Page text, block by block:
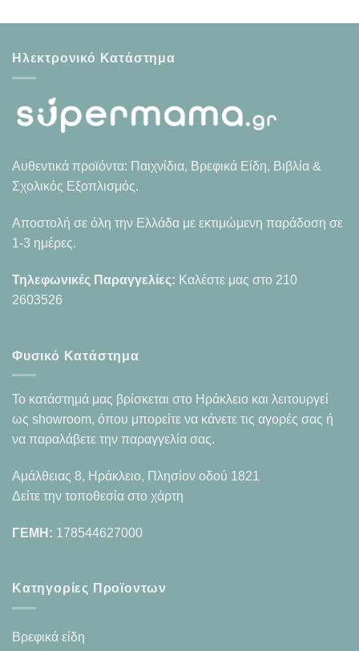
Ηλεκτρονικό Κατάστημα
Αυθεντικά προϊόντα: Παιχνίδια, Βρεφικά Είδη, Βιβλία &
Σχολικός Εξοπλισμός.
Αποστολή σε όλη την Ελλάδα με εκτιμώμενη παράδοση σε
1-3 ημέρες.
Τηλεφωνικές Παραγγελίες: Καλέστε μας στο 210
2603526
Φυσικό Κατάστημα
Το κατάστημά μας βρίσκεται στο Ηράκλειο και λειτουργεί
ως showroom, όπου μπορείτε να κάνετε τις αγορές σας ή
να παραλάβετε την παραγγελία σας.
Αμάλθειας 8, Ηράκλειο, Πλησίον οδού 1821
Δείτε την τοποθεσία στο χάρτη
ΓΕΜΗ: 178544627000
Κατηγορίες Προϊοντων
Βρεφικά είδη